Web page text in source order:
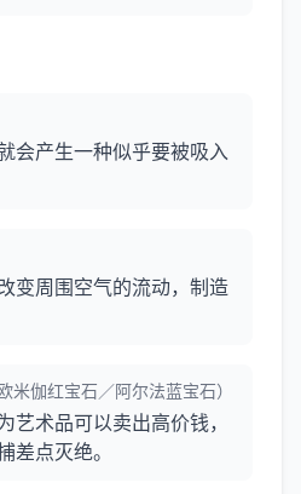
会产生一种似乎要被吸入
变周围空气的流动，制造
米伽红宝石／阿尔法蓝宝石）
艺术品可以卖出高价钱，
差点灭绝。